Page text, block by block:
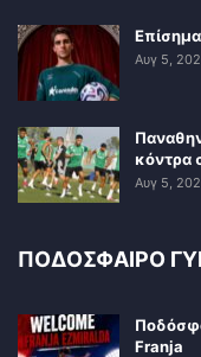
Αυγ 5,
κόντρα
Αυγ 5,
ΠΟΔΟΣΦΑΙΡΟ
Franja